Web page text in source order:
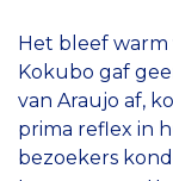
Het bleef
Kokubo gaf
van Araujo af,
prima reflex in
bezoekers